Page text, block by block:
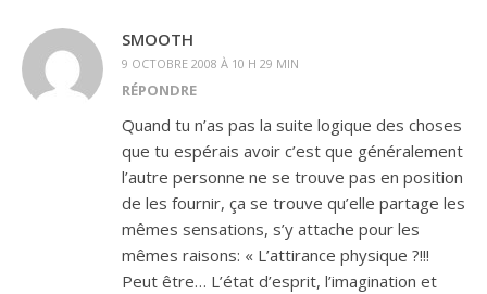
SMOOTH
9 OCTOBRE 2008 À 10 H 29 MIN
RÉPONDRE
Quand tu n’as pas la suite logique des choses
que tu espérais avoir c’est que généralement
l’autre personne ne se trouve pas en position
de les fournir, ça se trouve qu’elle partage les
mêmes sensations, s’y attache pour les
mêmes raisons: « L’attirance physique ?!!!
Peut être… L’état d’esprit, l’imagination et